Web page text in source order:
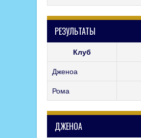
РЕЗУЛЬТАТЫ
Клуб
Дженоа
Рома
ДЖЕНОА